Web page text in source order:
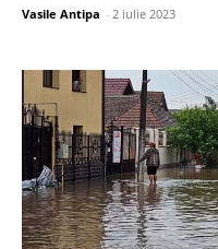
Vasile Antipa - 2 iulie 2023